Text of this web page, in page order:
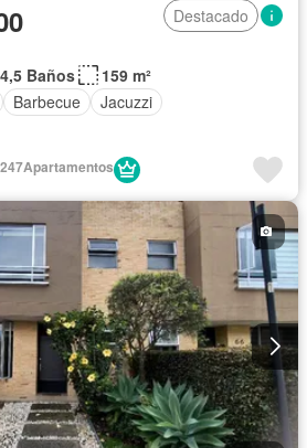
Destacado
4,5 Baños
159 m²
Barbecue
Jacuzzi